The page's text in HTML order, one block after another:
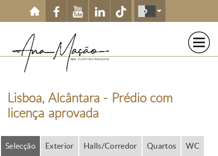
Passar para o conteúdo principal
Lisboa, Alcântara - Prédio com
licença aprovada
Selecção Exterior Halls/Corredor Quartos WC